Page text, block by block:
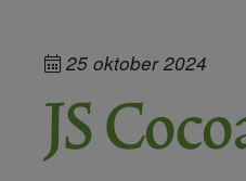
25 oktober 2024
JS